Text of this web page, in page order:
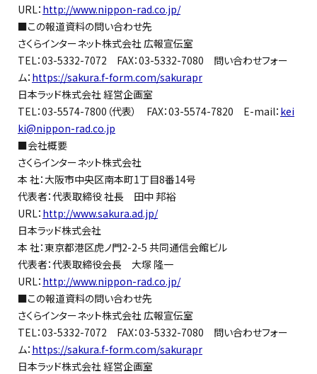
URL： http://www.nippon-rad.co.jp/
■この報道資料の問い合わせ先
さくらインターネット株式会社 広報宣伝室
TEL：03-5332-7072 FAX：03-5332-7080 問い合わせフォー
ム： https://sakura.f-form.com/sakurapr
日本ラッド株式会社 経営企画室
TEL：03-5574-7800（代表） FAX：03-5574-7820 E-mail： kei
ki@nippon-rad.co.jp
■会社概要
さくらインターネット株式会社
本 社：大阪市中央区南本町1丁目8番14号
代表者：代表取締役 社長 田中 邦裕
URL： http://www.sakura.ad.jp/
日本ラッド株式会社
本 社：東京都港区虎ノ門2-2-5 共同通信会館ビル
代表者：代表取締役会長 大塚 隆一
URL： http://www.nippon-rad.co.jp/
■この報道資料の問い合わせ先
さくらインターネット株式会社 広報宣伝室
TEL：03-5332-7072 FAX：03-5332-7080 問い合わせフォー
ム： https://sakura.f-form.com/sakurapr
日本ラッド株式会社 経営企画室